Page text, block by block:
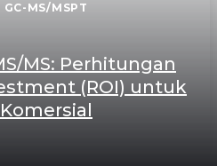
GC-MS/MSPT
MS: Perhitungan
(ROI) untuk